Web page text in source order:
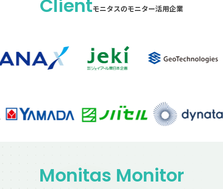
Clientモニタスのモニター活用企業
Monitas Monitor